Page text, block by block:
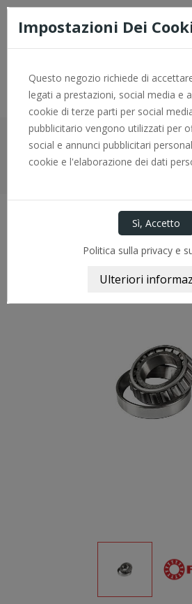
Consegna rapida e pagamenti sicuri
774646
Home Cuscinetti
CUSCINETTO A RULLI
Impostazioni Dei
Questo negozio richiede di
legati a prestazioni, social media e
cookie di terze parti per social
pubblicitario vengono utilizzati per
social e annunci pubblicitari
cookie e l'elaborazione dei dati
Politica sulla privacy e